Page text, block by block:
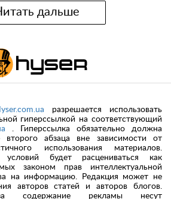
дальше
разрешается использовать
гиперссылкой на соответствующий
. Гиперссылка обязательно должна
абзаца вне зависимости от
использования материалов.
будет расцениваться как
законом прав интеллектуальной
на информацию. Редакция может не
авторов статей и авторов блогов.
за содержание рекламы несут